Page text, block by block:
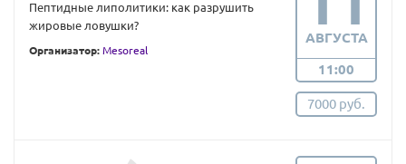
Пептидные липолитики: как разрушить
жировые ловушки?
Организатор: Mesoreal
АВГУСТА
11:00
7000 руб.